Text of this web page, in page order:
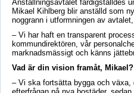
Anställningsavtalet färdigställdes
Mikael Kihlberg blir anställd som
noggrann i utformningen av
– Vi har haft en transparent
kommundirektören, vår
marknadsmässigt och känns
Vad är din vision framåt, Mikael?
– Vi ska fortsätta bygga och